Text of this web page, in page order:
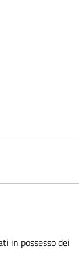
in possesso dei